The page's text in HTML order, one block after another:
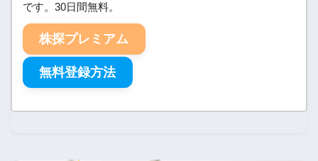
です。30日間無料。
株探プレミアム
無料登録方法